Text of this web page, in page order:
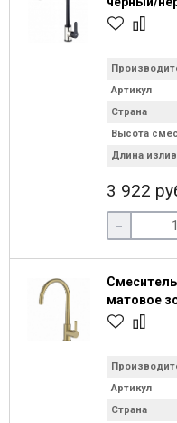
Артикул
Страна
Высота
Длина
3 922
-
Смеситель
матовое
Артикул
Страна